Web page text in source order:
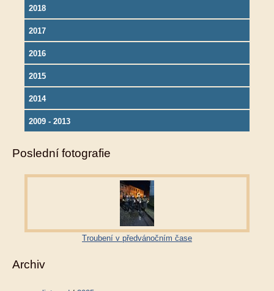
2018
2017
2016
2015
2014
2009 - 2013
Poslední fotografie
Troubení v předvánočním čase
Archiv